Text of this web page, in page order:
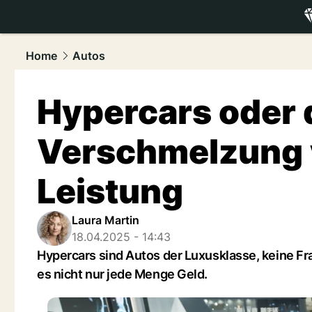
luxury.
Home
Autos
Hypercars oder
Verschmelzung
Leistung
Laura Martin
18.04.2025 - 14:43
Hypercars sind Autos der Luxusklasse, keine
es nicht nur jede Menge Geld.